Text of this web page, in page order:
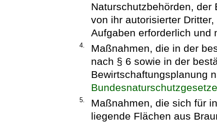
Naturschutzbehörden, der
von ihr autorisierter
Aufgaben erforderlich und
4.
Maßnahmen, die in der
nach § 6 sowie in der
Bewirtschaftungsplanung
5.
Maßnahmen, die sich für
liegende Flächen aus